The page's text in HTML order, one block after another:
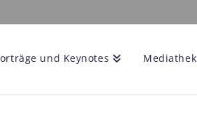
und Keynotes Mediathek